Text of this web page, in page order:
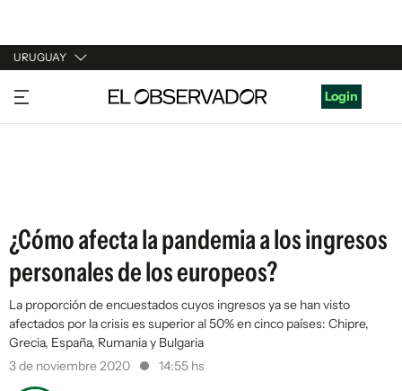
URUGUAY
URUGUAY
ARGENTINA
Login
¿Cómo afecta la pandemia a los ingresos
personales de los europeos?
La proporción de encuestados cuyos ingresos ya se han visto
afectados por la crisis es superior al 50% en cinco países: Chipre,
Grecia, España, Rumania y Bulgaria
3 de noviembre 2020
14:55 hs